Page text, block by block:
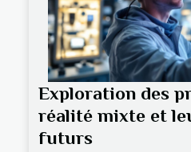
Exploration des
réalité mixte et
futurs